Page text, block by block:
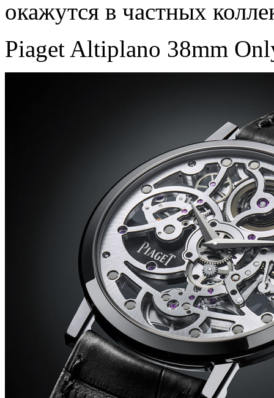
окажутся в частных
Piaget Altiplano 38mm